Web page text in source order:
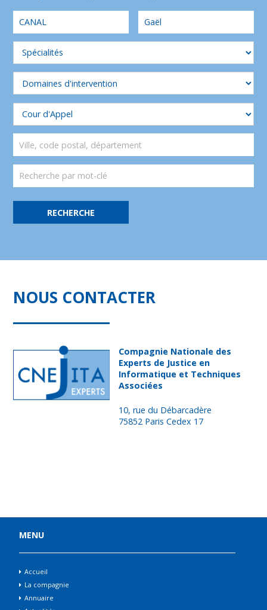
NOUS CONTACTER
Compagnie Nationale des
Experts de Justice en
Informatique et Techniques
Associées
10, rue du Débarcadère
75852 Paris Cedex 17
MENU
Accueil
La compagnie
Annuaire